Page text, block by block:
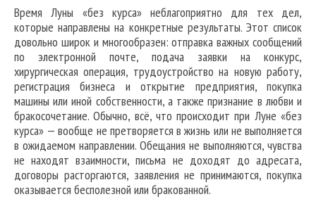
Время Луны «без курса» неблагоприятно для тех дел,
которые направлены на конкретные результаты. Этот список
довольно широк и многообразен: отправка важных сообщений
по электронной почте, подача заявки на конкурс,
хирургическая операция, трудоустройство на новую работу,
регистрация бизнеса и открытие предприятия, покупка
машины или иной собственности, а также признание в любви и
бракосочетание. Обычно, всё, что происходит при Луне «без
курса» — вообще не претворяется в жизнь или не выполняется
в ожидаемом направлении. Обещания не выполняются, чувства
не находят взаимности, письма не доходят до адресата,
договоры расторгаются, заявления не принимаются, покупка
оказывается бесполезной или бракованной.